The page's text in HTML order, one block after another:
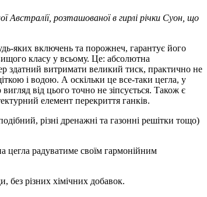
Австралії, розташованої в гирлі річки Суон, що
яких включень та порожнеч, гарантує його
класу у всьому. Це: абсолютна
здатний витримати великий тиск, практично не
і водою. А оскільки це все-таки цегла, у
від цього точно не зіпсується. Також є
елемент перекриття ганків.
різні дренажні та газонні решітки тощо)
цегла радуватиме своїм гармонійним
без різних хімічних добавок.